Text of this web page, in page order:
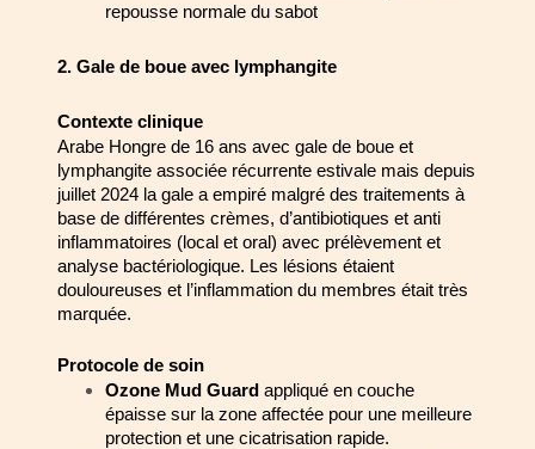
repousse normale du sabot
2. Gale de boue avec lymphangite
Contexte clinique
Arabe Hongre de 16 ans avec gale de boue et
lymphangite associée récurrente estivale mais depuis
juillet 2024 la gale a empiré malgré des traitements à
base de différentes crèmes, d’antibiotiques et anti
inflammatoires (local et oral) avec prélèvement et
analyse bactériologique. Les lésions étaient
douloureuses et l’inflammation du membres était très
marquée.
Protocole de soin
Ozone Mud Guard appliqué en couche
épaisse sur la zone affectée pour une meilleure
protection et une cicatrisation rapide.